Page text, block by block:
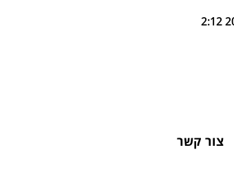
צור קשר